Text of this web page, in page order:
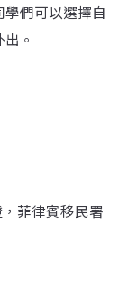
們可以選擇自
。
菲律賓移民署